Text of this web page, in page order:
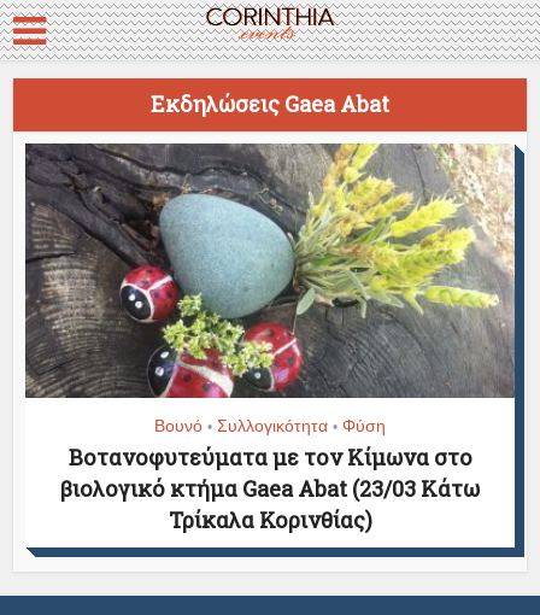
Εκδηλώσεις Gaea Abat
Βουνό • Συλλογικότητα • Φύση
Βοτανοφυτεύματα με τον Κίμωνα στο
βιολογικό κτήμα Gaea Abat (23/03 Κάτω
Τρίκαλα Κορινθίας)